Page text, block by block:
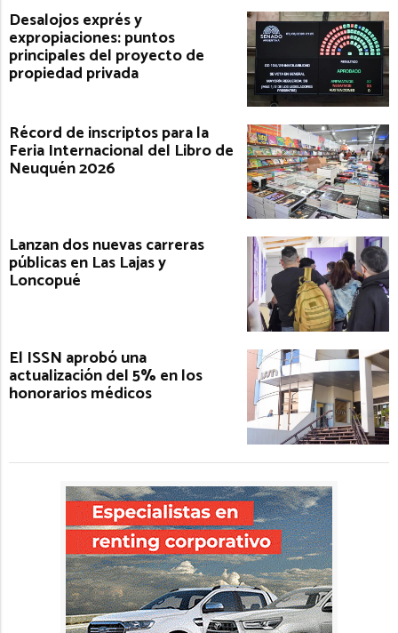
Desalojos exprés y
expropiaciones: puntos
principales del proyecto de
propiedad privada
Récord de inscriptos para la
Feria Internacional del Libro de
Neuquén 2026
Lanzan dos nuevas carreras
públicas en Las Lajas y
Loncopué
El ISSN aprobó una
actualización del 5% en los
honorarios médicos